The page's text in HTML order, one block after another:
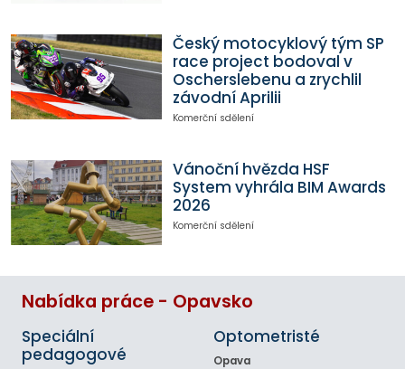
Český motocyklový tým SP
race project bodoval v
Oscherslebenu a zrychlil
závodní Aprilii
Komerční sdělení
Vánoční hvězda HSF
System vyhrála BIM Awards
2026
Komerční sdělení
Nabídka práce - Opavsko
Speciální
pedagogové
Optometristé
Opava